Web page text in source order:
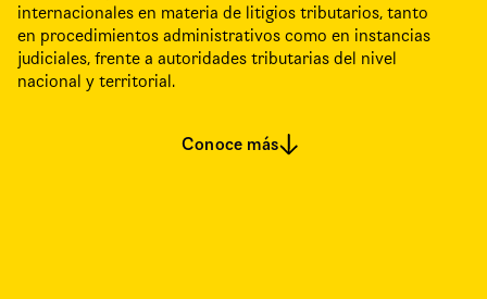
internacionales en materia de litigios tributarios, tanto
en procedimientos administrativos como en instancias
judiciales, frente a autoridades tributarias del nivel
nacional y territorial.
Conoce más